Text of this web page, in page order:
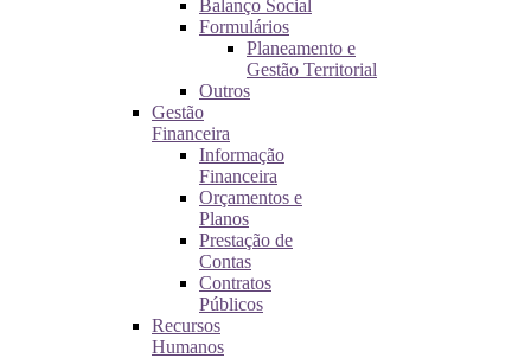
Balanço Social
Formulários
Planeamento e
Gestão Territorial
Outros
Gestão
Financeira
Informação
Financeira
Orçamentos e
Planos
Prestação de
Contas
Contratos
Públicos
Recursos
Humanos